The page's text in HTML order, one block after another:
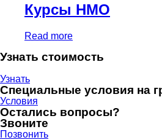
Курсы НМО
Read more
Узнать стоимость
Узнать
Специальные условия на
Условия
Остались вопросы?
Звоните
Позвонить